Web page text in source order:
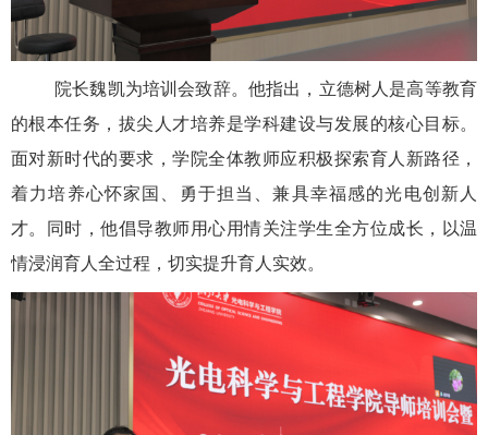
院长魏凯为培训会致辞。他指出，立德树人是高等教育
的根本任务，拔尖人才培养是学科建设与发展的核心目标。
面对新时代的要求，学院全体教师应积极探索育人新路径，
着力培养心怀家国、
勇于担当、兼具幸福感的光电创新人
才。同时，他倡导教师用心用情关注学生全方位成长，以温
情浸润育人 全过程 ，切实提升育人实效。